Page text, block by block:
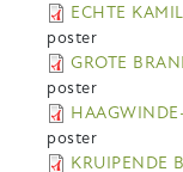
ECHTE
poster
GROTE
poster
poster
KRUIPENDE